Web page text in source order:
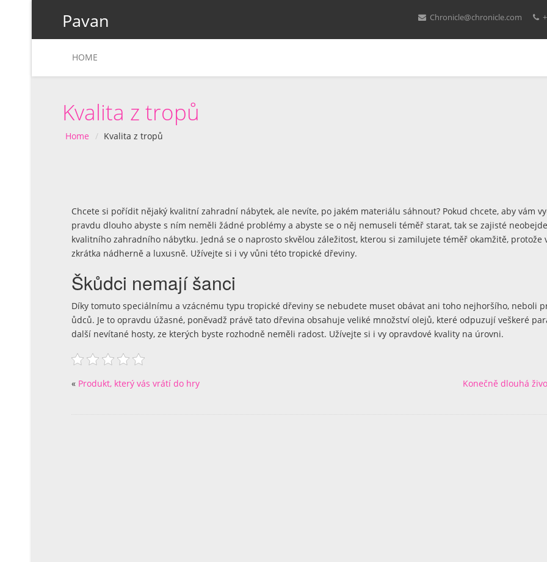
Pavan Chronicle@chronicle.com
HOME
Kvalita z tropů
Home Kvalita z tropů
Chcete si pořídit nějaký kvalitní zahradní nábytek, ale nevíte, po jakém materiálu sáhnout? Pokud chcete, aby vám
pravdu dlouho abyste s ním neměli žádné problémy a abyste se o něj nemuseli téměř starat, tak se zajisté
kvalitního zahradního nábytku. Jedná se o naprosto skvělou záležitost, kterou si zamilujete téměř okamžitě, protože
zkrátka nádherně a luxusně. Užívejte si i vy vůni této tropické dřeviny.
Škůdci nemají šanci
Díky tomuto speciálnímu a vzácnému typu tropické dřeviny se nebudete muset obávat ani toho nejhoršího, neboli
ůdců. Je to opravdu úžasné, poněvadž právě tato dřevina obsahuje veliké množství olejů, které odpuzují veškeré
další nevítané hosty, ze kterých byste rozhodně neměli radost. Užívejte si i vy opravdové kvality na úrovni.
« Produkt, který vás vrátí do hry Konečně dlouhá